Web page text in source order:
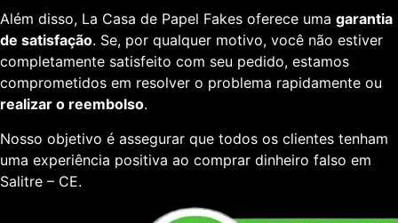
Além disso, La Casa de Papel Fakes oferece uma garantia
de satisfação. Se, por qualquer motivo, você não estiver
completamente satisfeito com seu pedido, estamos
comprometidos em resolver o problema rapidamente ou
realizar o reembolso.
Nosso objetivo é assegurar que todos os clientes tenham
uma experiência positiva ao comprar dinheiro falso em
Salitre – CE.